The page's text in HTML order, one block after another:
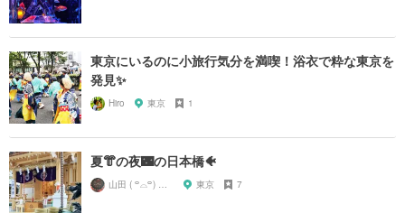
東京にいるのに小旅行気分を満喫！浴衣で粋な東京を
発見✨
Hiro 東京 1
夏👘の夜🌃の日本橋🐠
山田 ( ꒪⌓꒪) ストレンジ 東京 7